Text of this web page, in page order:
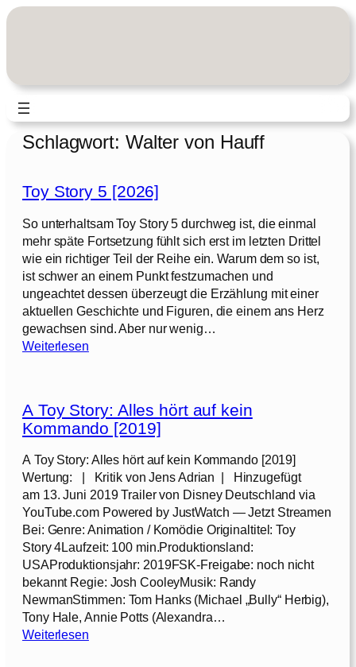
Zum
Schlagwort: Walter von Hauff
Toy Story 5 [2026]
So unterhaltsam Toy Story 5 durchweg ist, die einmal
mehr späte Fortsetzung fühlt sich erst im letzten Drittel
wie ein richtiger Teil der Reihe ein. Warum dem so ist,
ist schwer an einem Punkt festzumachen und
ungeachtet dessen überzeugt die Erzählung mit einer
aktuellen Geschichte und Figuren, die einem ans Herz
gewachsen sind. Aber nur wenig…
Weiterlesen:
S
t
r
5
[
2
0
2
6
]
A Toy Story: Alles hört auf kein
Kommando [2019]
A Toy Story: Alles hört auf kein Kommando [2019]
Wertung: | Kritik von Jens Adrian | Hinzugefügt
am 13. Juni 2019 Trailer von Disney Deutschland via
YouTube.com Powered by JustWatch — Jetzt Streamen
Bei: Genre: Animation / Komödie Originaltitel: Toy
Story 4Laufzeit: 100 min.Produktionsland:
USAProduktionsjahr: 2019FSK-Freigabe: noch nicht
bekannt Regie: Josh CooleyMusik: Randy
NewmanStimmen: Tom Hanks (Michael „Bully“ Herbig),
Tony Hale, Annie Potts (Alexandra…
Weiterlesen: